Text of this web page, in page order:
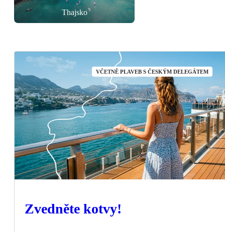
Thajsko
Zvedněte kotvy!
VČETNĚ PLAVEB S ČESKÝM DELEGÁTEM